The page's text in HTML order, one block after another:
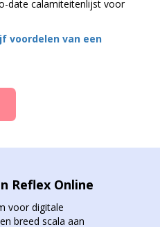
date calamiteitenlijst voor
voordelen van een
Reflex Online
voor digitale
breed scala aan